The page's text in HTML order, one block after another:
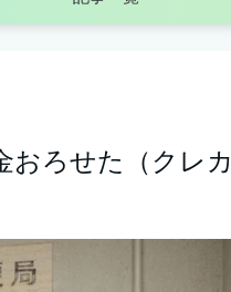
おろせた（クレカ